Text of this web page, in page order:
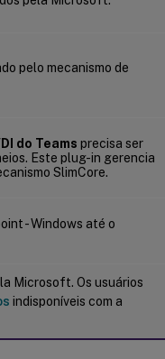
pelo mecanismo de
do Teams precisa ser
Este plug-in gerencia
SlimCore.
- Windows até o
Microsoft. Os usuários
indisponíveis com a